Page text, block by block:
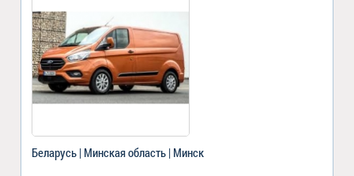
Беларусь | Минская область | Минск